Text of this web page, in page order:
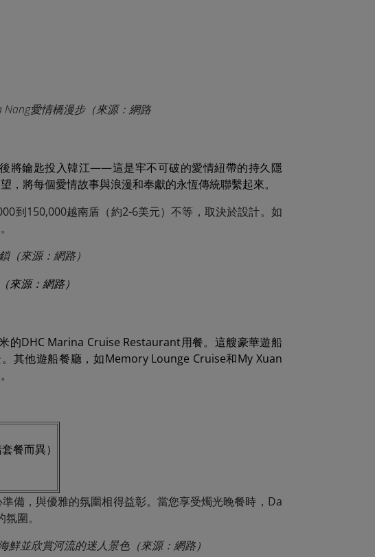
愛情橋漫步（來源：網路
將鑰匙投入韓江——這是牢不可破的愛情紐帶的持久隱
將每個愛情故事與浪漫和奉獻的永恆傳統聯繫起來。
到150,000越南盾（約2-6美元）不等，取決於設計。如
（來源：網路）
來源：網路）
的DHC Marina Cruise Restaurant用餐。這艘豪華遊船
其他遊船餐廳，如Memory Lounge Cruise和My Xuan
餐而異）
備，與優雅的氛圍相得益彰。當您享受燭光晚餐時，Da
圍。
並欣賞河流的迷人景色（來源：網路）